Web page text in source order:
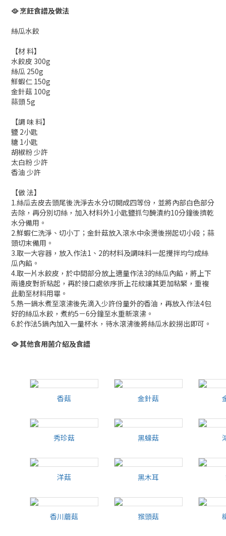
🥘烹飪食譜及做法
絲瓜水餃
【材 料】
水餃皮 300g
絲瓜 250g
鮮蝦仁 150g
金針菇 100g
蒜頭 5g
【調 味 料】
鹽 2小匙
糖 1小匙
胡椒粉 少許
太白粉 少許
香油 少許
【做 法】
1.絲瓜去皮去頭尾後洗淨去水分切開成四等份，並將內部白色部分
去除，再分別切絲，加入材料外1小匙鹽抓勻醃漬約10分鐘後擠乾
水分備用。
2.鮮蝦仁洗淨、切小丁；金針菇放入滾水中汆燙後撈起切小段；蒜
頭切末備用。
3.取一大容器，放入作法1、2的材料及調味料一起攪拌均勻成絲
瓜內餡。
4.取一片水餃皮，於中間部分放上適量作法3的絲瓜內餡，將上下
兩邊皮對折粘起，再於接口處依序折上花紋讓其更加粘緊，重複
此動至材料用畢。
5.熱一鍋水煮至滾沸後先滴入少許份量外的香油，再放入作法4包
好的絲瓜水餃，煮約5－6分鐘至水重新滾沸。
6.於作法5鍋內加入一量杯水，待水滾沸後將絲瓜水餃撈出即可。
🥘其他食用菌介紹及食譜
香菇 金針菇
秀珍菇 黑蠔菇
洋菇 黑木耳
香川蘑菇 猴頭菇